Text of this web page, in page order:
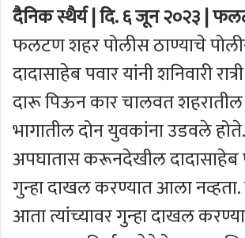
दैनिक स्थैर्य | दि. ६ जून २०२३ |
फलटण शहर पोलीस ठाण्याचे
दादासाहेब पवार यांनी शनिवारी
दारू पिऊन कार चालवत शहरातील
भागातील दोन युवकांना उडवले होते.
अपघातास करूनदेखील दादासाहेब
गुन्हा दाखल करण्यात आला नव्हता.
आता त्यांच्यावर गुन्हा दाखल